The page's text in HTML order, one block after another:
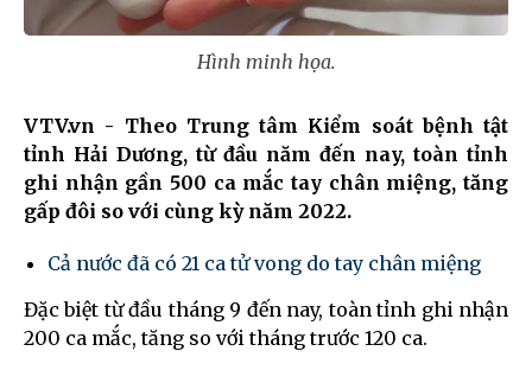
Hình minh họa.
VTV.vn - Theo Trung tâm Kiểm soát bệnh tật
tỉnh Hải Dương, từ đầu năm đến nay, toàn tỉnh
ghi nhận gần 500 ca mắc tay chân miệng, tăng
gấp đôi so với cùng kỳ năm 2022.
Cả nước đã có 21 ca tử vong do tay chân miệng
Đặc biệt từ đầu tháng 9 đến nay, toàn tỉnh ghi nhận
200 ca mắc, tăng so với tháng trước 120 ca.